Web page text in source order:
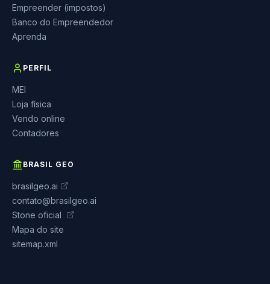
Empreender (impostos)
Banco do Empreendedor
Aprenda
PERFIL
MEI
Loja física
Vendo online
Contadores
BRASIL GEO
brasilgeo.ai
contato@brasilgeo.ai
Stone oficial
Mapa do site
sitemap.xml